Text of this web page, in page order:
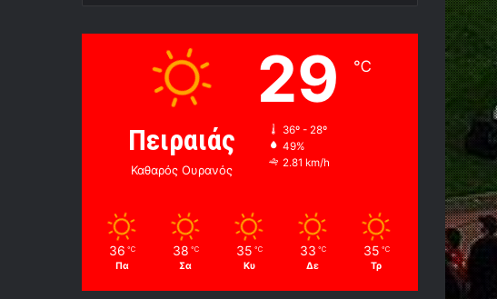
Πειραιάς
Καθαρός Ουρανός
29 ℃
36º - 28º
49%
2.81 km/h
36 ℃
Πα
38 ℃
Σα
35 ℃
Κυ
33 ℃
Δε
35 ℃
Τρ